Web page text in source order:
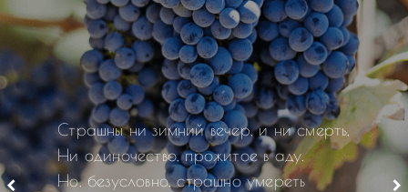
Страшны ни зимний вечер, и ни смерть,
Ни одиночество, прожитое в аду.
Но, безусловно, страшно умереть